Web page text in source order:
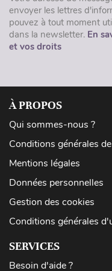
envoyer les lettres
pouvez à tout moment
dans la newsletter. En
et vos droits
À PROPOS
Qui sommes-nous ?
Conditions générales
Mentions légales
Données personnelles
Gestion des cookies
Conditions générales
SERVICES
Besoin d'aide ?